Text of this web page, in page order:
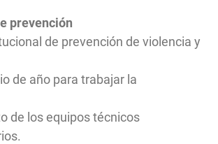
prevención
de prevención de violencia y
de año para trabajar la
de los equipos técnicos